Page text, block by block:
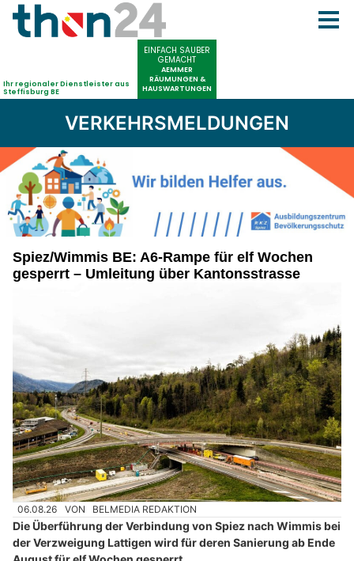
VERKEHRSMELDUNGEN
Spiez/Wimmis BE: A6-Rampe für elf Wochen
gesperrt – Umleitung über Kantonsstrasse
06.08.26 VON BELMEDIA REDAKTION
Die Überführung der Verbindung von Spiez nach Wimmis bei
der Verzweigung Lattigen wird für deren Sanierung ab Ende